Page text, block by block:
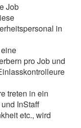
Job
in
pro Job und
treten in ein
InStaff
etc., wird